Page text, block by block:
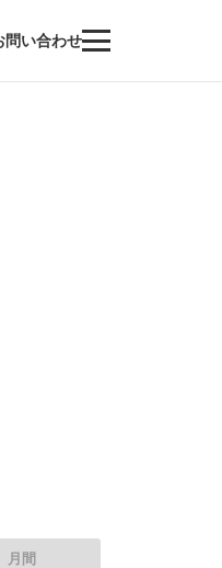
問い合わせ
月間